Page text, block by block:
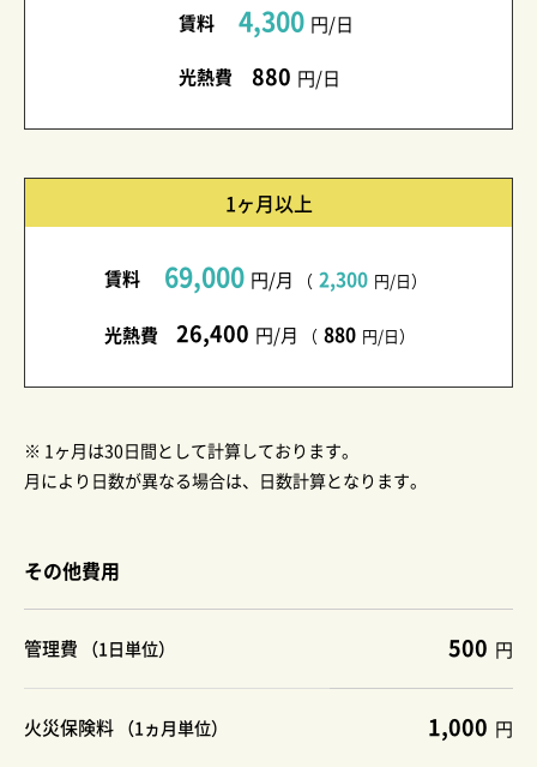
賃料 4,300 円/日
光熱費
880 円/日
1ヶ月以上
賃料 69,000 円/月 （ 2,300 円/日）
光熱費 26,400 円/月 （ 880 円/日）
※ 1ヶ月は30日間として計算しております。
月により日数が異なる場合は、日数計算となります。
その他費用
管理費 （1日単位） 500 円
火災保険料 （1ヵ月単位） 1,000 円